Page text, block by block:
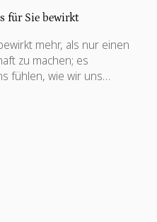
für Sie bewirkt
mehr, als nur einen
zu machen; es
fühlen, wie wir uns
sowie persönlich wachsen.
bis zur beruflichen
weit über das hinaus,